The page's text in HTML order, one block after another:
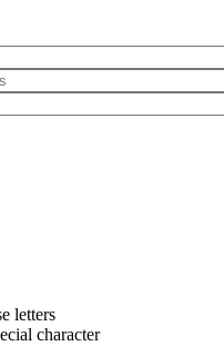
letters
character